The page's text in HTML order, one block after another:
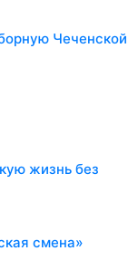
Чеченской
жизнь без
смена»